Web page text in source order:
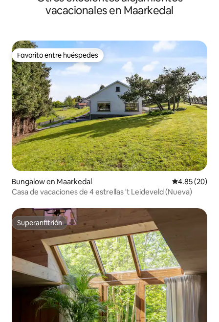
vacacionales en Maarkedal
Favorito entre huéspedes
Favorito entre huéspedes
Bungalow en Maarkedal Calificación
4.85 (20)
Casa de vacaciones de 4 estrellas 't Leideveld (Nueva)
Superanfitrión
Superanfitrión